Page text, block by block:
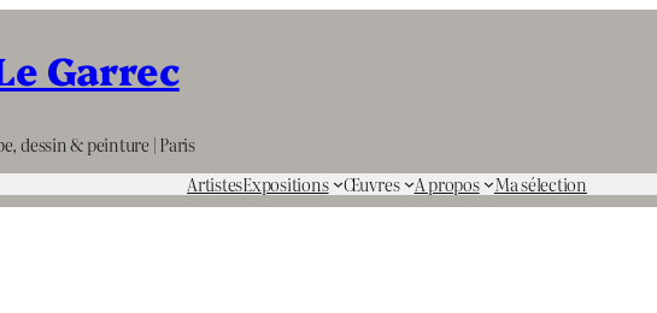
Garrec
dessin & peinture | Paris
ArtistesExpositions Œuvres A propos Ma sélection